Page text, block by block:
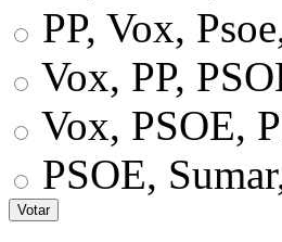
PP, Vox,
Vox, PP,
Vox, PSOE,
PSOE,